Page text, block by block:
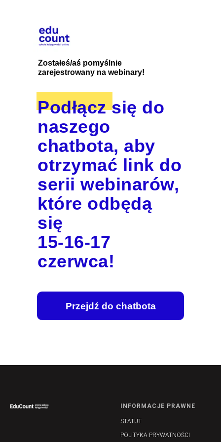
Podłącz się do
naszego
chatbota, aby
otrzymać link do
serii webinarów,
które odbędą
się
15-16-17
czerwca!
Zostałeś/aś pomyślnie
zarejestrowany na webinary!
Przejdź do chatbota
INFORMACJE PRAWNE
STATUT
POLITYKA PRYWATNOŚCI